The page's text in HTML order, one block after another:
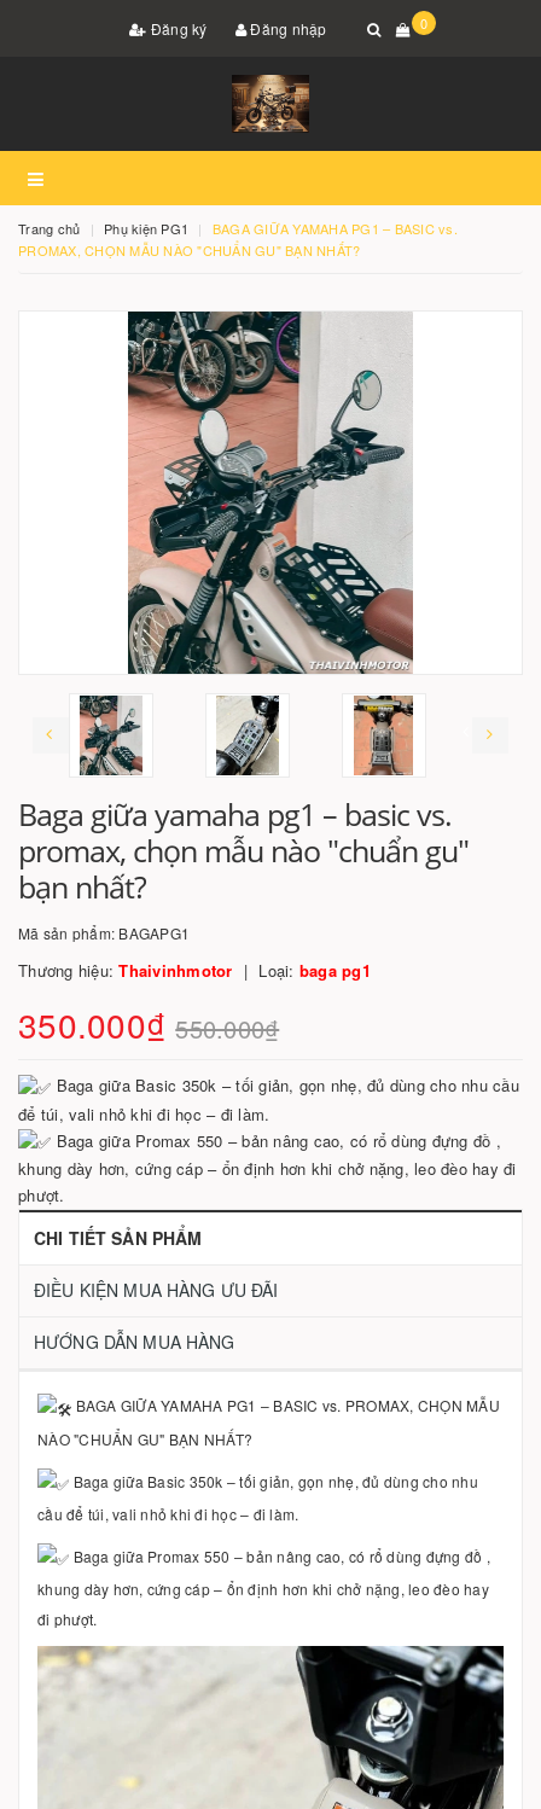
Đăng ký Đăng nhập 0
Trang chủ Phụ kiện PG1
BAGA GIỮA YAMAHA PG1 – BASIC vs.
PROMAX, CHỌN MẪU NÀO "CHUẨN GU" BẠN NHẤT?
Baga giữa yamaha pg1 – basic vs.
promax, chọn mẫu nào "chuẩn gu"
bạn nhất?
Mã sản phẩm: BAGAPG1
Thương hiệu:Thaivinhmotor Loại: baga pg1
350.000₫ 550.000₫
Baga giữa Basic 350k – tối giản, gọn nhẹ, đủ dùng cho nhu cầu
để túi, vali nhỏ khi đi học – đi làm.
Baga giữa Promax 550 – bản nâng cao, có rổ dùng đựng đồ ,
khung dày hơn, cứng cáp – ổn định hơn khi chở nặng, leo đèo hay đi
phượt.
CHI TIẾT SẢN PHẨM
ĐIỀU KIỆN MUA HÀNG ƯU ĐÃI
HƯỚNG DẪN MUA HÀNG
BAGA GIỮA YAMAHA PG1 – BASIC vs. PROMAX, CHỌN MẪU
NÀO "CHUẨN GU" BẠN NHẤT?
Baga giữa Basic 350k – tối giản, gọn nhẹ, đủ dùng cho nhu
cầu để túi, vali nhỏ khi đi học – đi làm.
Baga giữa Promax 550 – bản nâng cao, có rổ dùng đựng đồ ,
khung dày hơn, cứng cáp – ổn định hơn khi chở nặng, leo đèo hay
đi phượt.